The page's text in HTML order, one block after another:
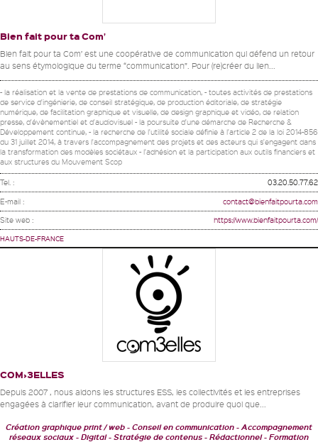
Bien fait pour ta Com’
Bien fait pour ta Com’ est une coopérative de communication qui défend un retour
au sens étymologique du terme “communication”. Pour (re)créer du lien...
- la réalisation et la vente de prestations de communication, - toutes activités de prestations
de service d'ingénierie, de conseil stratégique, de production éditoriale, de stratégie
numérique, de facilitation graphique et visuelle, de design graphique et vidéo, de relation
presse, d'évènementiel et d'audiovisuel - la poursuite d'une démarche de Recherche &
Développement continue, - la recherche de l'utilité sociale définie à l'article 2 de la loi 2014-856
du 31 juillet 2014, à travers l'accompagnement des projets et des acteurs qui s'engagent dans
la transformation des modèles sociétaux - l'adhésion et la participation aux outils financiers et
aux structures du Mouvement Scop
Tel. : 03.20.50.77.62
E-mail : contact@bienfaitpourta.com
Site web : https://www.bienfaitpourta.com/
HAUTS-DE-FRANCE
COM›3ELLES
Depuis 2007 , nous aidons les structures ESS, les collectivités et les entreprises
engagées à clarifier leur communication, avant de produire quoi que...
Création graphique print / web - Conseil en communication - Accompagnement
réseaux sociaux - Digital
Stratégie de contenus - Rédactionnel Formation